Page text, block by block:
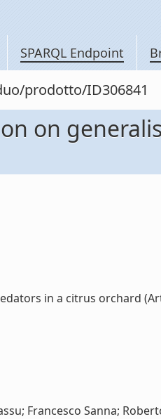
SPARQL Endpoint
prodotto/ID306841
on
in a citrus orchard
Francesco Sanna;